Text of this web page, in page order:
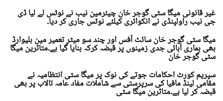
غیر قانونی میگا سٹی گوجر خان چیئرمین نیب نے نوٹس لے لیا ڈی
جی نیب راولپنڈی نے انکوائری کیلئے نوٹس جاری کر دیا۔
میگا سٹی گوجر خان سائٹ آفس اور چند سو میٹر تعمیر مین بلیوارڈ
بھی ہماری آبائی جدی زمینوں پر قبضہ کرکہ بنایا گیا ہے۔متاثرین میگا
سٹی گوجر خان
سپریم کورٹ احکامات جوتے کی نوک پر میگا سٹی انتظامیہ نے
مقامی لینڈ مافیا کی سرپرستی سے شاملات مفاد عامہ تالاب پر بھی
قبضہ کر لیا ہے۔متاثرین میگا سٹی